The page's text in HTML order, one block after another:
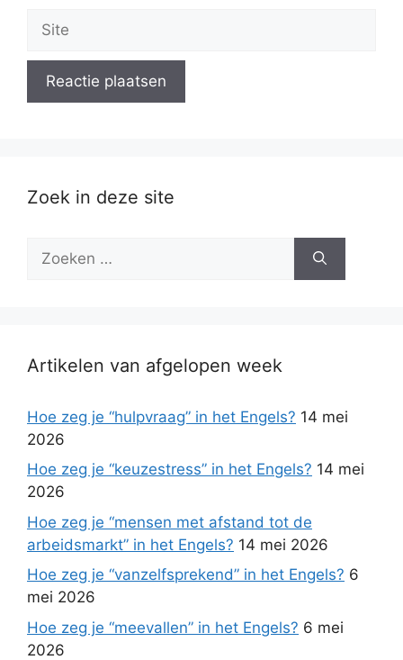
Zoek in deze site
naar:
Artikelen van afgelopen week
Hoe zeg je “hulpvraag” in het Engels? 14 mei
2026
Hoe zeg je “keuzestress” in het Engels? 14 mei
2026
Hoe zeg je “mensen met afstand tot de
arbeidsmarkt” in het Engels? 14 mei 2026
Hoe zeg je “vanzelfsprekend” in het Engels? 6
mei 2026
Hoe zeg je “meevallen” in het Engels? 6 mei
2026